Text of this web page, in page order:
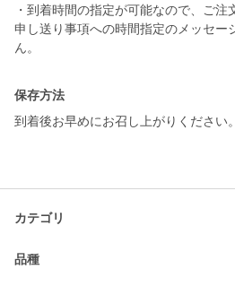
・到着時間の指定が可能なので、ご注
申し送り事項への時間指定のメッセー
ん。
保存方法
到着後お早めにお召し上がりください。
カテゴリ
品種